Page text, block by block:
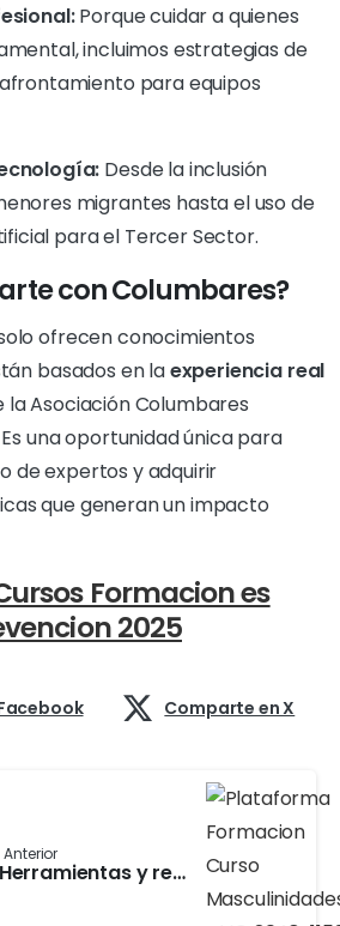
Porque cuidar a quienes
incluimos estrategias de
para equipos
Desde la inclusión
migrantes hasta el uso de
para el Tercer Sector.
con Columbares?
ofrecen conocimientos
basados en laexperiencia real
la Asociación Columbares
una oportunidad única para
de expertos y adquirir
que generan un impacto
Formacion es
2025
Comparte en X
Anterior
Curso online: Herramientas y recursos para trabajar masculinidades e igualdad para la prevención de la violencia de género